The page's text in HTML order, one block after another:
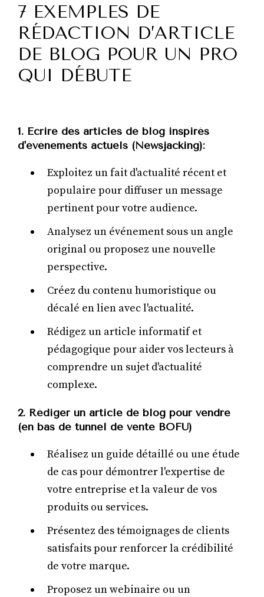
7 EXEMPLES DE
RÉDACTION D’ARTICLE
DE BLOG POUR UN PRO
QUI DÉBUTE
1. Ecrire des articles de blog inspirés
d'événements actuels (Newsjacking):
Exploitez un fait d'actualité récent et
populaire pour diffuser un message
pertinent pour votre audience.
Analysez un événement sous un angle
original ou proposez une nouvelle
perspective.
Créez du contenu humoristique ou
décalé en lien avec l'actualité.
Rédigez un article informatif et
pédagogique pour aider vos lecteurs à
comprendre un sujet d'actualité
complexe.
2. Rédiger un article de blog pour vendre
(en bas de tunnel de vente BOFU)
Réalisez un guide détaillé ou une étude
de cas pour démontrer l'expertise de
votre entreprise et la valeur de vos
produits ou services.
Présentez des témoignages de clients
satisfaits pour renforcer la crédibilité
de votre marque.
Proposez un webinaire ou un